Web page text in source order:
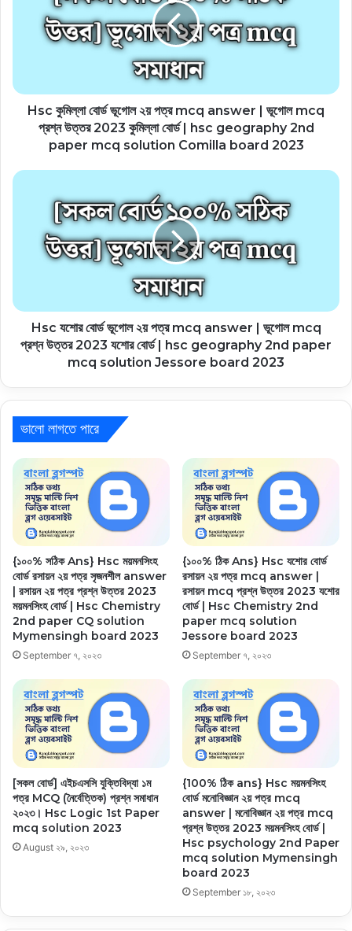
Hsc কুমিল্লা বোর্ড ভূগোল ২য় পত্র mcq answer | ভূগোল mcq
প্রশ্ন উত্তর 2023 কুমিল্লা বোর্ড | hsc geography 2nd
paper mcq solution Comilla board 2023
Hsc যশোর বোর্ড ভূগোল ২য় পত্র mcq answer | ভূগোল mcq
প্রশ্ন উত্তর 2023 যশোর বোর্ড | hsc geography 2nd paper
mcq solution Jessore board 2023
ভালো লাগতে পারে
{১০০% সঠিক Ans} Hsc ময়মনসিংহ
বোর্ড রসায়ন ২য় পত্র সৃজনশীল answer
| রসায়ন ২য় পত্র প্রশ্ন উত্তর 2023
ময়মনসিংহ বোর্ড | Hsc Chemistry
2nd paper CQ solution
Mymensingh board 2023
September ৭, ২০২৩
{১০০% ঠিক Ans} Hsc যশোর বোর্ড
রসায়ন ২য় পত্র mcq answer |
রসায়ন mcq প্রশ্ন উত্তর 2023 যশোর
বোর্ড | Hsc Chemistry 2nd
paper mcq solution
Jessore board 2023
September ৭, ২০২৩
[সকল বোর্ড] এইচএসসি যুক্তিবিদ্যা ১ম
পত্র MCQ (নৈর্বেত্তিক) প্রশ্ন সমাধান
২০২৩। Hsc Logic 1st Paper
mcq solution 2023
August ২৯, ২০২৩
{100% ঠিক ans} Hsc ময়মনসিংহ
বোর্ড মনোবিজ্ঞান ২য় পত্র mcq
answer | মনোবিজ্ঞান ২য় পত্র mcq
প্রশ্ন উত্তর 2023 ময়মনসিংহ বোর্ড |
Hsc psychology 2nd Paper
mcq solution Mymensingh
board 2023
September ১৮, ২০২৩